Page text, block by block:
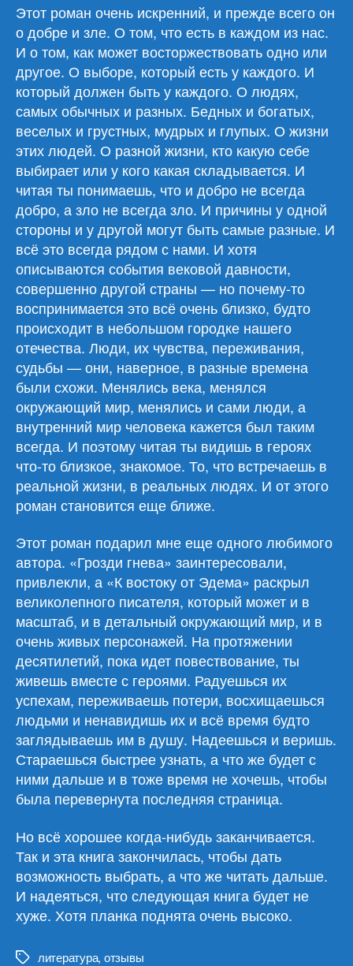
Этот роман очень искренний, и прежде всего он
о добре и зле. О том, что есть в каждом из нас.
И о том, как может восторжествовать одно или
другое. О выборе, который есть у каждого. И
который должен быть у каждого. О людях,
самых обычных и разных. Бедных и богатых,
веселых и грустных, мудрых и глупых. О жизни
этих людей. О разной жизни, кто какую себе
выбирает или у кого какая складывается. И
читая ты понимаешь, что и добро не всегда
добро, а зло не всегда зло. И причины у одной
стороны и у другой могут быть самые разные. И
всё это всегда рядом с нами. И хотя
описываются события вековой давности,
совершенно другой страны — но почему-то
воспринимается это всё очень близко, будто
происходит в небольшом городке нашего
отечества. Люди, их чувства, переживания,
судьбы — они, наверное, в разные времена
были схожи. Менялись века, менялся
окружающий мир, менялись и сами люди, а
внутренний мир человека кажется был таким
всегда. И поэтому читая ты видишь в героях
что-то близкое, знакомое. То, что встречаешь в
реальной жизни, в реальных людях. И от этого
роман становится еще ближе.
Этот роман подарил мне еще одного любимого
автора. «Грозди гнева» заинтересовали,
привлекли, а «К востоку от Эдема» раскрыл
великолепного писателя, который может и в
масштаб, и в детальный окружающий мир, и в
очень живых персонажей. На протяжении
десятилетий, пока идет повествование, ты
живешь вместе с героями. Радуешься их
успехам, переживаешь потери, восхищаешься
людьми и ненавидишь их и всё время будто
заглядываешь им в душу. Надеешься и веришь.
Стараешься быстрее узнать, а что же будет с
ними дальше и в тоже время не хочешь, чтобы
была перевернута последняя страница.
Но всё хорошее когда-нибудь заканчивается.
Так и эта книга закончилась, чтобы дать
возможность выбрать, а что же читать дальше.
И надеяться, что следующая книга будет не
хуже. Хотя планка поднята очень высоко.
Меткилитература, отзывы